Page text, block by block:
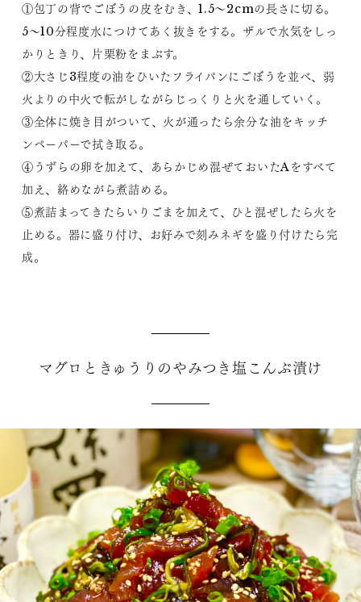
①包丁の背でごぼうの皮をむき、1.5～2cmの長さに切る。
5～10分程度水につけてあく抜きをする。ザルで水気をしっ
かりときり、片栗粉をまぶす。
②大さじ3程度の油をひいたフライパンにごぼうを並べ、弱
火よりの中火で転がしながらじっくりと火を通していく。
③全体に焼き目がついて、火が通ったら余分な油をキッチ
ンペーパーで拭き取る。
④うずらの卵を加えて、あらかじめ混ぜておいたAをすべて
加え、絡めながら煮詰める。
⑤煮詰まってきたらいりごまを加えて、ひと混ぜしたら火を
止める。器に盛り付け、お好みで刻みネギを盛り付けたら完
成。
マグロときゅうりのやみつき塩こんぶ漬け